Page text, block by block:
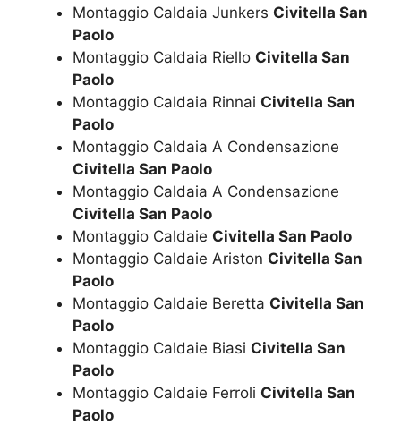
Montaggio Caldaia Junkers Civitella San
Paolo
Montaggio Caldaia Riello Civitella San
Paolo
Montaggio Caldaia Rinnai Civitella San
Paolo
Montaggio Caldaia A Condensazione
Civitella San Paolo
Montaggio Caldaia A Condensazione
Civitella San Paolo
Montaggio Caldaie Civitella San Paolo
Montaggio Caldaie Ariston Civitella San
Paolo
Montaggio Caldaie Beretta Civitella San
Paolo
Montaggio Caldaie Biasi Civitella San
Paolo
Montaggio Caldaie Ferroli Civitella San
Paolo